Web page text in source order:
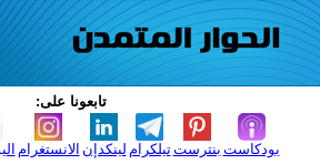
تابعونا على:
الانستغرام لينكدإن تيلكرامبنترست بودكاست